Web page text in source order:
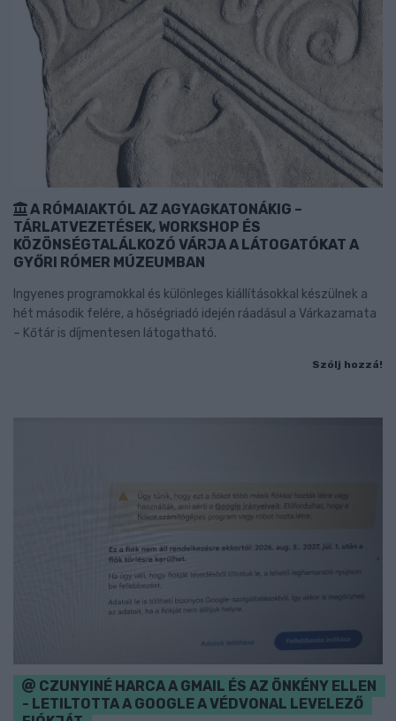
A RÓMAIAKTÓL AZ AGYAGKATONÁKIG –
TÁRLATVEZETÉSEK, WORKSHOP ÉS
KÖZÖNSÉGTALÁLKOZÓ VÁRJA A LÁTOGATÓKAT A
GYŐRI RÓMER MÚZEUMBAN
Ingyenes programokkal és különleges kiállításokkal készülnek a
hét második felére, a hőségriadó idején ráadásul a Várkazamata
– Kőtár is díjmentesen látogatható.
Szólj hozzá!
CZUNYINÉ HARCA A GMAIL ÉS AZ ÖNKÉNY ELLEN
- LETILTOTTA A GOOGLE A VÉDVONAL LEVELEZŐ